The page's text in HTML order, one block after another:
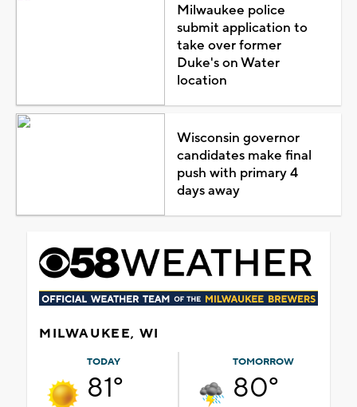
Milwaukee police
submit application to
take over former
Duke's on Water
location
Wisconsin governor
candidates make final
push with primary 4
days away
MILWAUKEE, WI
TODAY
81°
TOMORROW
80°